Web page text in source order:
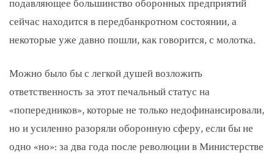
подавляющее большинство оборонных предприятий
сейчас находится в передбанкротном состоянии, а
некоторые уже давно пошли, как говорится, с молотка.
Можно было бы с легкой душей возложить
ответственность за этот печальный статус на
«попередников», которые не только недофинансировали,
но и усиленно разоряли оборонную сферу, если бы не
одно «но»: за два года после революции в Министерстве